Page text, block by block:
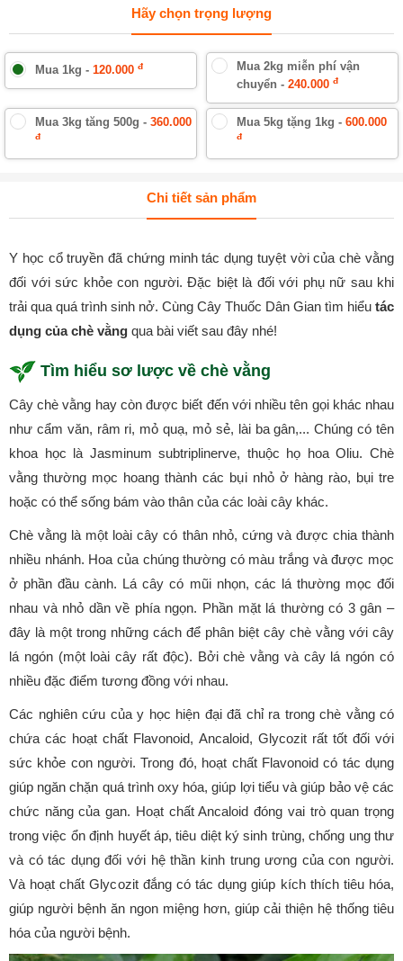
Hãy chọn trọng lượng
Mua 1kg - 120.000 đ
Mua 2kg miễn phí vận
chuyển - 240.000 đ
Mua 3kg tăng 500g - 360.000
đ
Mua 5kg tặng 1kg - 600.000
đ
Chi tiết sản phẩm
Y học cổ truyền đã chứng minh tác dụng tuyệt vời của chè vằng
đối với sức khỏe con người. Đặc biệt là đối với phụ nữ sau khi
trải qua quá trình sinh nở. Cùng Cây Thuốc Dân Gian tìm hiểu tác
dụng của chè vằng qua bài viết sau đây nhé!
Tìm hiểu sơ lược về chè vằng
Cây chè vằng hay còn được biết đến với nhiều tên gọi khác nhau
như cẩm văn, râm ri, mỏ quạ, mỏ sẻ, lài ba gân,... Chúng có tên
khoa học là Jasminum subtriplinerve, thuộc họ hoa Oliu. Chè
vằng thường mọc hoang thành các bụi nhỏ ở hàng rào, bụi tre
hoặc có thể sống bám vào thân của các loài cây khác.
Chè vằng là một loài cây có thân nhỏ, cứng và được chia thành
nhiều nhánh. Hoa của chúng thường có màu trắng và được mọc
ở phần đầu cành. Lá cây có mũi nhọn, các lá thường mọc đối
nhau và nhỏ dần về phía ngọn. Phần mặt lá thường có 3 gân –
đây là một trong những cách để phân biệt cây chè vằng với cây
lá ngón (một loài cây rất độc). Bởi chè vằng và cây lá ngón có
nhiều đặc điểm tương đồng với nhau.
Các nghiên cứu của y học hiện đại đã chỉ ra trong chè vằng có
chứa các hoạt chất Flavonoid, Ancaloid, Glycozit rất tốt đối với
sức khỏe con người. Trong đó, hoạt chất Flavonoid có tác dụng
giúp ngăn chặn quá trình oxy hóa, giúp lợi tiểu và giúp bảo vệ các
chức năng của gan. Hoạt chất Ancaloid đóng vai trò quan trọng
trong việc ổn định huyết áp, tiêu diệt ký sinh trùng, chống ung thư
và có tác dụng đối với hệ thần kinh trung ương của con người.
Và hoạt chất Glycozit đắng có tác dụng giúp kích thích tiêu hóa,
giúp người bệnh ăn ngon miệng hơn, giúp cải thiện hệ thống tiêu
hóa của người bệnh.